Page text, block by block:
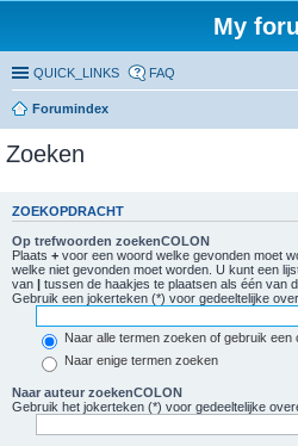
My
QUICK_LINKS FAQ
Forumindex
Zoeken
ZOEKOPDRACHT
Op trefwoorden zoekenCOLON
Plaats + voor een woord welke gevonden moet
welke niet gevonden moet worden. U kunt een
van | tussen de haakjes te plaatsen als één van
Gebruik een jokerteken (*) voor gedeeltelijke
Naar alle termen zoeken of gebruik
Naar enige termen zoeken
Naar auteur zoekenCOLON
Gebruik het jokerteken (*) voor gedeeltelijke